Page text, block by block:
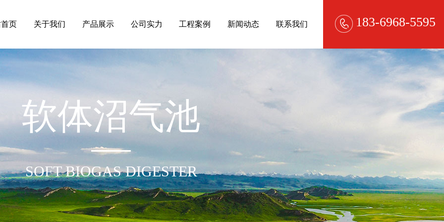
183-6968-5595
页 关于我们 产品展示 公司实力 工程案例 新闻动态 联系我们
软体沼气池
SOFT BIOGAS DIGESTER